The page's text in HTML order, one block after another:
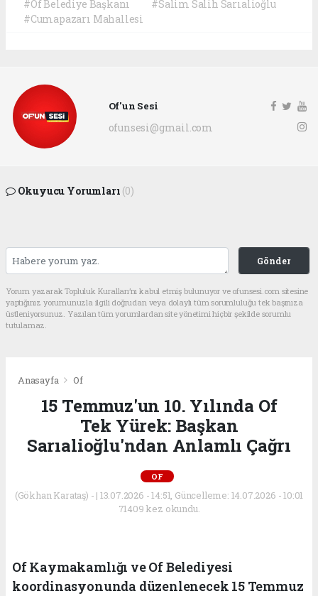
#Of Belediye Başkanı
#Salim Salih Sarıalioğlu
#Cumapazarı Mahallesi
Of'un Sesi
ofunsesi@gmail.com
Okuyucu Yorumları (0)
Gönder
Yorum yazarak Topluluk Kuralları’nı kabul etmiş bulunuyor ve ofunsesi.com sitesine
yaptığınız yorumunuzla ilgili doğrudan veya dolaylı tüm sorumluluğu tek başınıza
üstleniyorsunuz. Yazılan tüm yorumlardan site yönetimi hiçbir şekilde sorumlu
tutulamaz.
Anasayfa Of
15 Temmuz'un 10. Yılında Of
Tek Yürek: Başkan
Sarıalioğlu'ndan Anlamlı Çağrı
OF
(Gökhan Karataş) - | 13.07.2026 - 14:51, Güncelleme: 14.07.2026 - 10:01
71409 kez okundu.
Of Kaymakamlığı ve Of Belediyesi
koordinasyonunda düzenlenecek 15 Temmuz